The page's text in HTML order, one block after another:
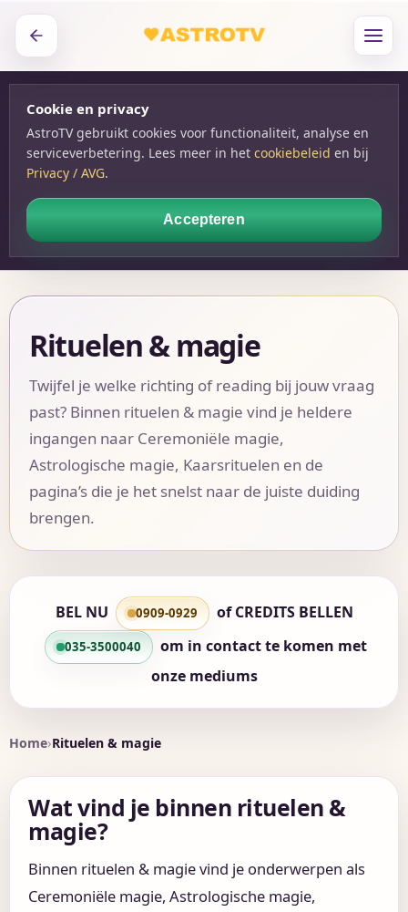
Cookie en privacy
AstroTV gebruikt cookies voor functionaliteit, analyse en
serviceverbetering. Lees meer in het cookiebeleid en bij
Privacy / AVG.
Accepteren
Rituelen & magie
Twijfel je welke richting of reading bij jouw vraag
past? Binnen rituelen & magie vind je heldere
ingangen naar Ceremoniële magie,
Astrologische magie, Kaarsrituelen en de
pagina’s die je het snelst naar de juiste duiding
brengen.
BEL NU 0909-0929 ofCREDITS BELLEN
035-3500040
om in contact te komen met
onze mediums
Home Rituelen & magie
Wat vind je binnen rituelen &
magie?
Binnen rituelen & magie vind je onderwerpen als
Ceremoniële magie, Astrologische magie,